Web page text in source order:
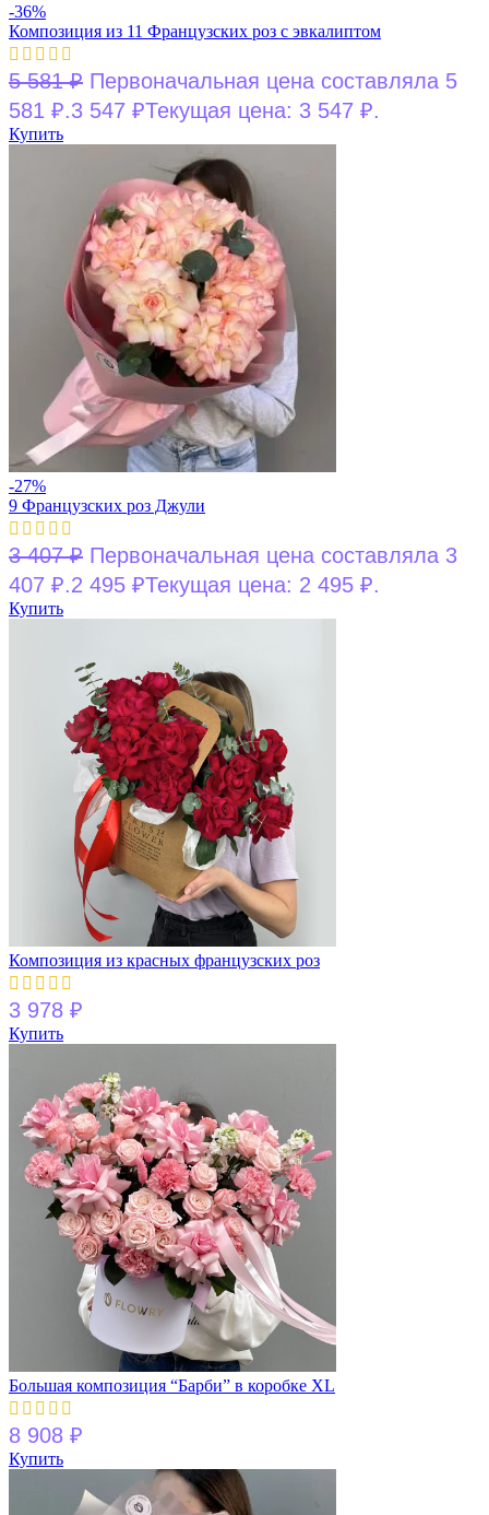
-36%
Композиция из 11 Французских роз с эвкалиптом
5 581₽ Первоначальная цена составляла 5
581 ₽.3 547 ₽Текущая цена: 3 547 ₽.
Купить
-27%
9 Французских роз Джули
3 407₽ Первоначальная цена составляла 3
407 ₽.2 495 ₽Текущая цена: 2 495 ₽.
Купить
Композиция из красных французских роз
3 978 ₽
Купить
Большая композиция “Барби” в коробке XL
8 908 ₽
Купить